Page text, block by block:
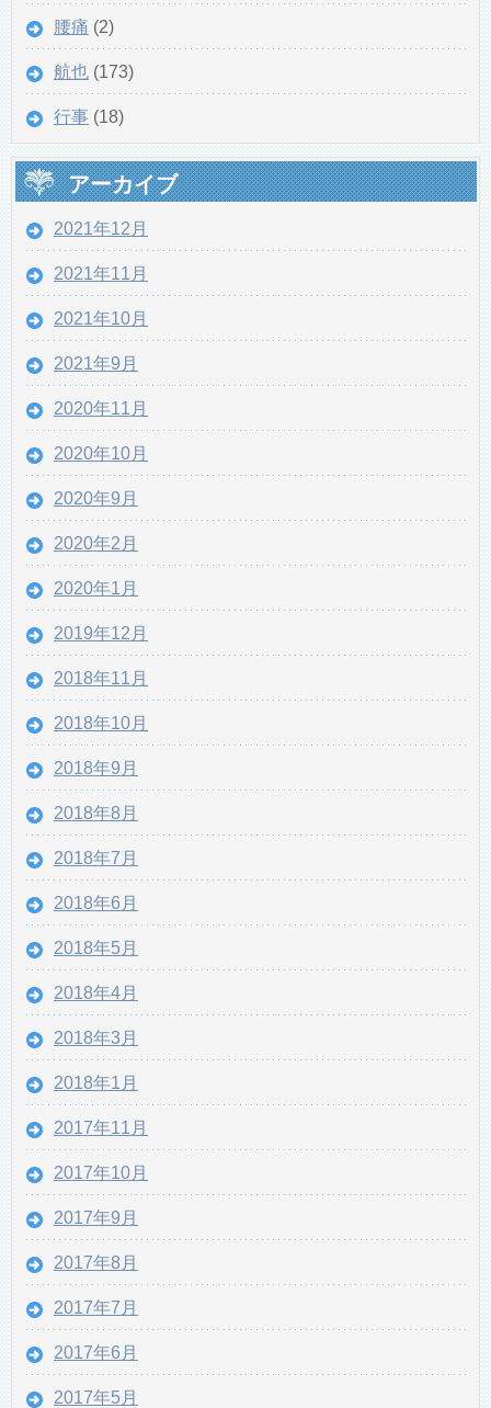
腰痛 (2)
航也 (173)
行事 (18)
アーカイブ
2021年12月
2021年11月
2021年10月
2021年9月
2020年11月
2020年10月
2020年9月
2020年2月
2020年1月
2019年12月
2018年11月
2018年10月
2018年9月
2018年8月
2018年7月
2018年6月
2018年5月
2018年4月
2018年3月
2018年1月
2017年11月
2017年10月
2017年9月
2017年8月
2017年7月
2017年6月
2017年5月